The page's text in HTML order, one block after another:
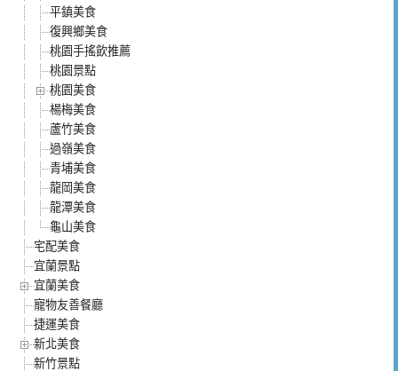
平鎮美食
復興鄉美食
桃園手搖飲推薦
桃園景點
桃園美食
楊梅美食
蘆竹美食
過嶺美食
青埔美食
龍岡美食
龍潭美食
龜山美食
宅配美食
宜蘭景點
宜蘭美食
寵物友善餐廳
捷運美食
新北美食
新竹景點